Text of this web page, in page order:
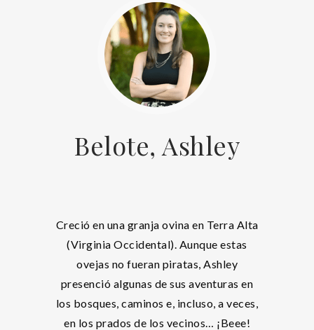
Belote, Ashley
Creció en una granja ovina en Terra Alta
(Virginia Occidental). Aunque estas
ovejas no fueran piratas, Ashley
presenció algunas de sus aventuras en
los bosques, caminos e, incluso, a veces,
en los prados de los vecinos… ¡Beee!